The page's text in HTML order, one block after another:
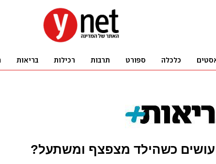
כשהילד מצפצף ומשתעל?